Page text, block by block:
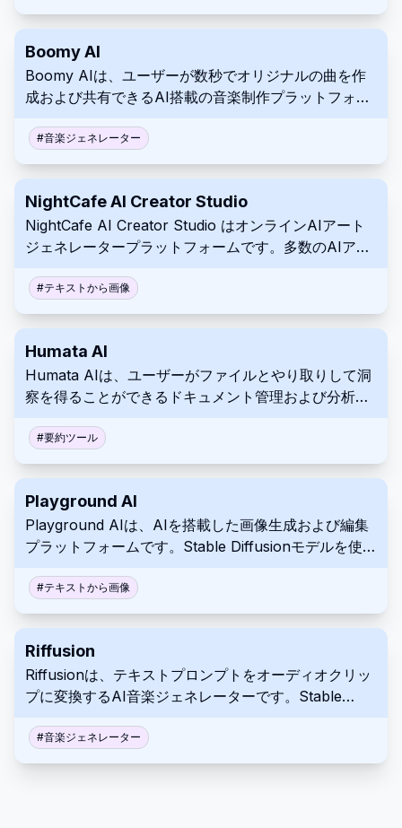
Boomy AI
Boomy AIは、ユーザーが数秒でオリジナルの曲を作
成および共有できるAI搭載の音楽制作プラットフォー
ストリーミングサービスに配信して、すべての再生で
ロイヤリティを得ることができます。
#音楽ジェネレーター
NightCafe AI Creator Studio
NightCafe AI Creator Studio はオンラインAIアート
ジェネレータープラットフォームです。多数のAIアル
が、画像変換、テキスト、概念フィルターなど、複数
の入力パラメーターに基づいてユニークなアートワー
拡張し、アーティストのソーシャルスペースと強力な
プラットフォーム内デジタルプリントスタジオを通じ
て、ユーザーはわずかな設定で独自の作品を収益化す
#テキストから画像
Humata AI
Humata AIは、ユーザーがファイルとやり取りして洞
察を得ることができるドキュメント管理および分析ツ
明確で簡潔な説明を提供します。Humata AIは、ファ
イル内の重要な詳細の理解を効率化します。
#要約ツール
Playground AI
Playground AIは、AIを搭載した画像生成および編集
プラットフォームです。Stable Diffusionモデルを使用
し、画像編集用の多様なツールキットを提供します。
#テキストから画像
Riffusion
Riffusionは、テキストプロンプトをオーディオクリッ
プに変換するAI音楽ジェネレーターです。Stable
覚的表現であるスペクトログラムを作成し、それらを
聴ける音楽に変換します。直感的なWebアプリインタ
#音楽ジェネレーター